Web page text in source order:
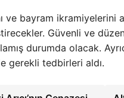
ve bayram
Güvenli ve
durumda olacak.
gerekli tedbirleri aldı.